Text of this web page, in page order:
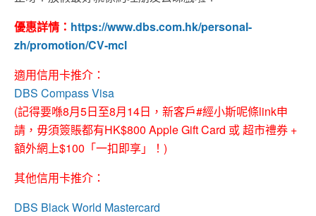
優惠詳情： https://www.dbs.com.hk/personal-
zh/promotion/CV-mcl
適用信用卡推介：
DBS Compass Visa
(記得要喺8月5日至8月14日，新客戶#經小斯呢條link申
請，毋須簽賬都有HK$800 Apple Gift Card 或 超市禮券 +
額外網上$100「一扣即享」！)
其他信用卡推介：
DBS Black World Mastercard